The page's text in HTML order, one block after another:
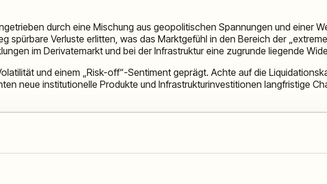
durch eine Mischung aus geopolitischen Spannungen und einer
spürbare Verluste erlitten, was das Marktgefühl in den Bereich der
im Derivatemarkt und bei der Infrastruktur eine zugrunde liegende
und einem „Risk-off“-Sentiment geprägt. Achte auf die
neue institutionelle Produkte und Infrastrukturinvestitionen langfristige